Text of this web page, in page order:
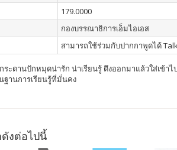
179.0000
กองบรรณาธิการเอ็มไอเอส
สามารถใช้ร่วมกับปากกาพูดได้
ะดานปักหมุดน่ารัก น่าเรียนรู้ ดึงออกมาแล้วใส่เข้า
านการเรียนรู้ที่มั่นคง
งต่อไปนี้